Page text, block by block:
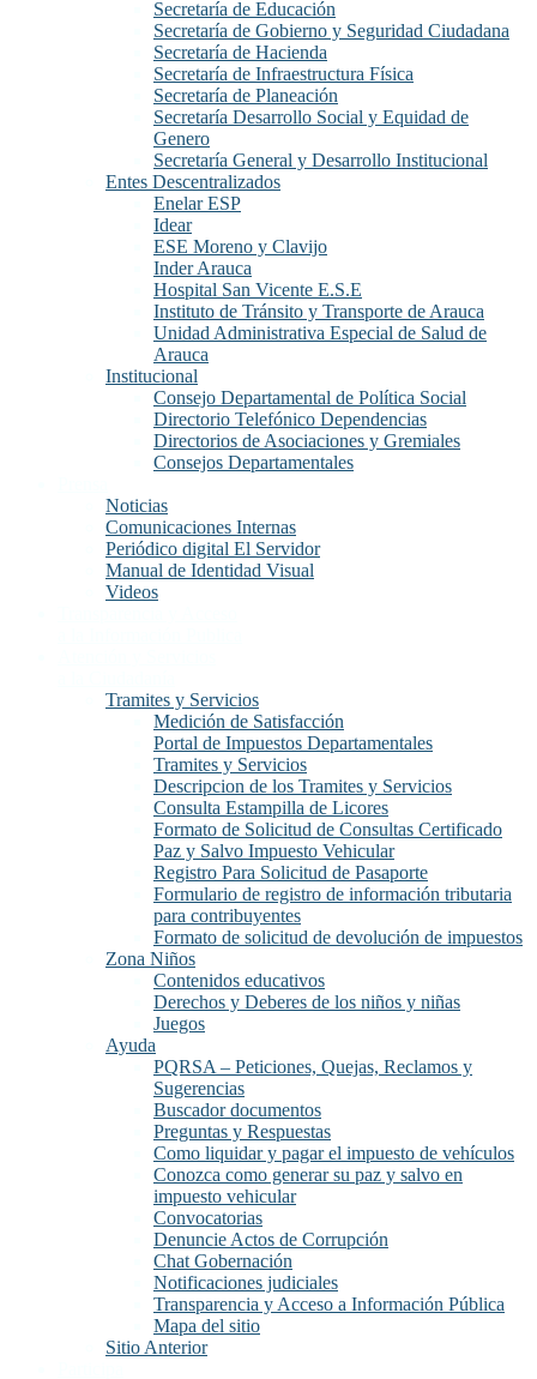
Secretaría de Educación
Secretaría de Gobierno y Seguridad Ciudadana
Secretaría de Hacienda
Secretaría de Infraestructura Física
Secretaría de Planeación
Secretaría Desarrollo Social y Equidad de
Genero
Secretaría General y Desarrollo Institucional
Entes Descentralizados
Enelar ESP
Idear
ESE Moreno y Clavijo
Inder Arauca
Hospital San Vicente E.S.E
Instituto de Tránsito y Transporte de Arauca
Unidad Administrativa Especial de Salud de
Arauca
Institucional
Consejo Departamental de Política Social
Directorio Telefónico Dependencias
Directorios de Asociaciones y Gremiales
Consejos Departamentales
Noticias
Comunicaciones Internas
Periódico digital El Servidor
Manual de Identidad Visual
Videos
Tramites y Servicios
Medición de Satisfacción
Portal de Impuestos Departamentales
Tramites y Servicios
Descripcion de los Tramites y Servicios
Consulta Estampilla de Licores
Formato de Solicitud de Consultas Certificado
Paz y Salvo Impuesto Vehicular
Registro Para Solicitud de Pasaporte
Formulario de registro de información tributaria
para contribuyentes
Formato de solicitud de devolución de impuestos
Zona Niños
Contenidos educativos
Derechos y Deberes de los niños y niñas
Juegos
Ayuda
PQRSA – Peticiones, Quejas, Reclamos y
Sugerencias
Buscador documentos
Preguntas y Respuestas
Como liquidar y pagar el impuesto de vehículos
Conozca como generar su paz y salvo en
impuesto vehicular
Convocatorias
Denuncie Actos de Corrupción
Chat Gobernación
Notificaciones judiciales
Transparencia y Acceso a Información Pública
Mapa del sitio
Sitio Anterior